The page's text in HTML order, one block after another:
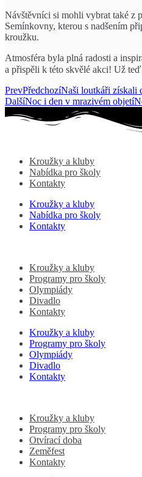
Návštěvníci si mohli vybrat také z
Semínkovny, kterou s nadšením
kroužku.
Atmosféra byla plná radosti a
a přispěli k této skvělé akci! Už teď
PrevPředchozíNaši loutkáři získali
DalšíNoc i den v mrazivém objetí
Kroužky a kluby
Nabídka pro školy
Kontakty
Kroužky a kluby
Nabídka pro školy
Kontakty
Kroužky a kluby
Programy pro školy
Olympiády
Divadlo
Kontakty
Kroužky a kluby
Programy pro školy
Olympiády
Divadlo
Kontakty
Kroužky a kluby
Programy pro školy
Otvírací doba
Zeměfest
Kontakty